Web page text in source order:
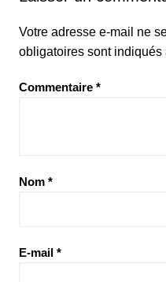
Votre adresse e-mail ne
obligatoires sont indiqués
Commentaire *
Nom *
E-mail *